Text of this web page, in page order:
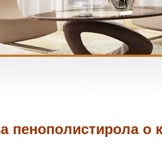
пенополистирола о